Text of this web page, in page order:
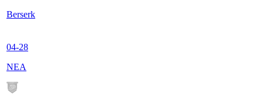
Berserk
04-28
NEA